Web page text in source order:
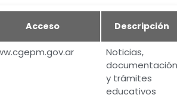
Acceso Descripción
Noticias,
documentación
y trámites
educativos